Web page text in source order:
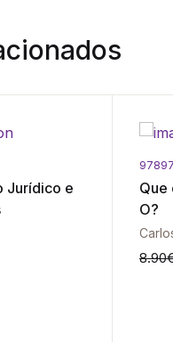
Jurídico e
Que
O?
8.90